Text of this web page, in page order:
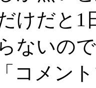
けだと1
ないの
コメン